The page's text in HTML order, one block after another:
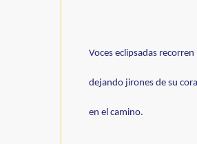
Voces eclipsadas
dejando jirones de su
en el camino.